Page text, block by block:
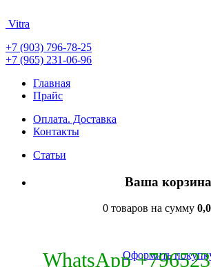
Vitra
+7 (903) 796-78-25
+7 (965) 231-06-96
Главная
Прайс
Оплата. Доставка
Контакты
Статьи
Ваша корзина
0 товаров на сумму
Оформить
WhatsApp